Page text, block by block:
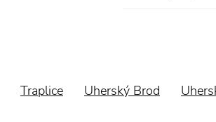
Traplice Uherský Brod